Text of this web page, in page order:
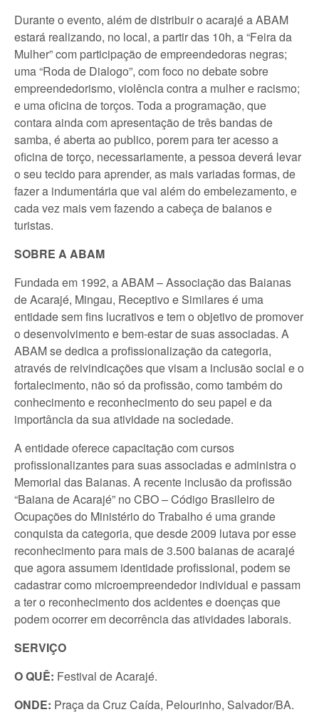
Durante o evento, além de distribuir o acarajé a ABAM
estará realizando, no local, a partir das 10h, a “Feira da
Mulher” com participação de empreendedoras negras;
uma “Roda de Dialogo”, com foco no debate sobre
empreendedorismo, violência contra a mulher e racismo;
e uma oficina de torços. Toda a programação, que
contara ainda com apresentação de três bandas de
samba, é aberta ao publico, porem para ter acesso a
oficina de torço, necessariamente, a pessoa deverá levar
o seu tecido para aprender, as mais variadas formas, de
fazer a indumentária que vai além do embelezamento, e
cada vez mais vem fazendo a cabeça de baianos e
turistas.
SOBRE A ABAM
Fundada em 1992, a ABAM – Associação das Baianas
de Acarajé, Mingau, Receptivo e Similares é uma
entidade sem fins lucrativos e tem o objetivo de promover
o desenvolvimento e bem-estar de suas associadas. A
ABAM se dedica a profissionalização da categoria,
através de reivindicações que visam a inclusão social e o
fortalecimento, não só da profissão, como também do
conhecimento e reconhecimento do seu papel e da
importância da sua atividade na sociedade.
A entidade oferece capacitação com cursos
profissionalizantes para suas associadas e administra o
Memorial das Baianas. A recente inclusão da profissão
“Baiana de Acarajé” no CBO – Código Brasileiro de
Ocupações do Ministério do Trabalho é uma grande
conquista da categoria, que desde 2009 lutava por esse
reconhecimento para mais de 3.500 baianas de acarajé
que agora assumem identidade profissional, podem se
cadastrar como microempreendedor individual e passam
a ter o reconhecimento dos acidentes e doenças que
podem ocorrer em decorrência das atividades laborais.
SERVIÇO
O QUÊ: Festival de Acarajé.
ONDE: Praça da Cruz Caída, Pelourinho, Salvador/BA.